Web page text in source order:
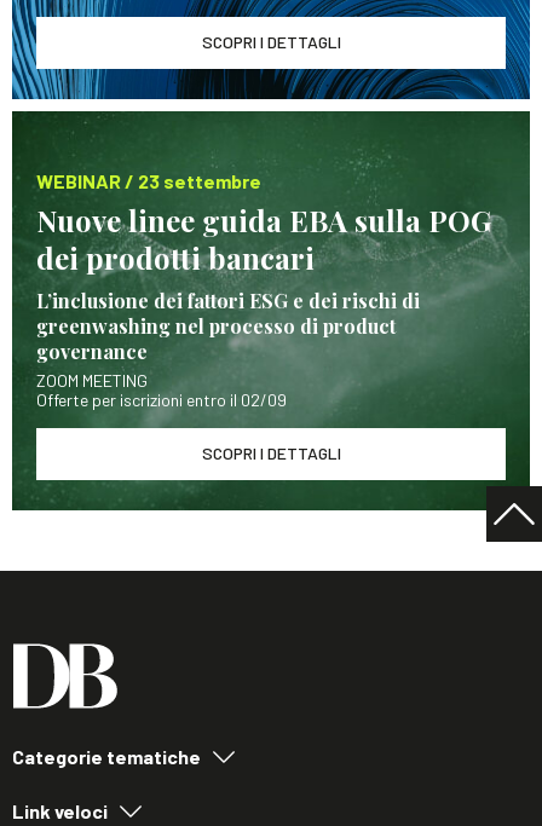
SCOPRI I DETTAGLI
WEBINAR / 23 settembre
Nuove linee guida EBA sulla POG
dei prodotti bancari
L’inclusione dei fattori ESG e dei rischi di
greenwashing nel processo di product
governance
ZOOM MEETING
Offerte per iscrizioni entro il 02/09
SCOPRI I DETTAGLI
Categorie tematiche
Link veloci